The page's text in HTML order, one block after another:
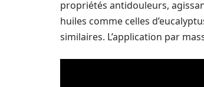
propriétés antidouleurs,
huiles comme celles
similaires. L’application par